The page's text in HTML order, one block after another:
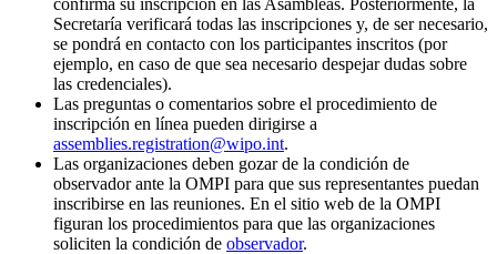
Secretaría verificará todas las inscripciones y, de ser necesario,
se pondrá en contacto con los participantes inscritos (por
ejemplo, en caso de que sea necesario despejar dudas sobre
las credenciales).
Las preguntas o comentarios sobre el procedimiento de
inscripción en línea pueden dirigirse a
assemblies.registration@wipo.int.
Las organizaciones deben gozar de la condición de
observador ante la OMPI para que sus representantes puedan
inscribirse en las reuniones. En el sitio web de la OMPI
figuran los procedimientos para que las organizaciones
soliciten la condición de observador.​​​​​​​